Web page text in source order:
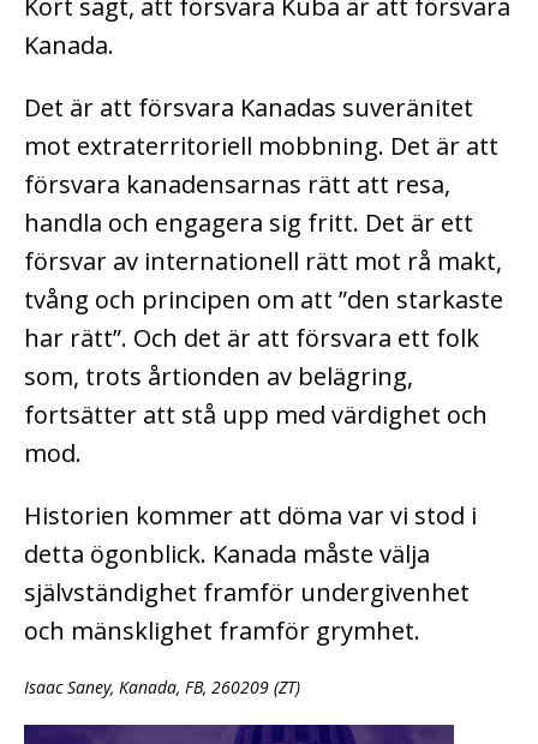
Kort sagt, att försvara Kuba är att försvara
Kanada.
Det är att försvara Kanadas suveränitet
mot extraterritoriell mobbning. Det är att
försvara kanadensarnas rätt att resa,
handla och engagera sig fritt. Det är ett
försvar av internationell rätt mot rå makt,
tvång och principen om att ”den starkaste
har rätt”. Och det är att försvara ett folk
som, trots årtionden av belägring,
fortsätter att stå upp med värdighet och
mod.
Historien kommer att döma var vi stod i
detta ögonblick. Kanada måste välja
självständighet framför undergivenhet
och mänsklighet framför grymhet.
Isaac Saney, Kanada, FB, 260209 (ZT)